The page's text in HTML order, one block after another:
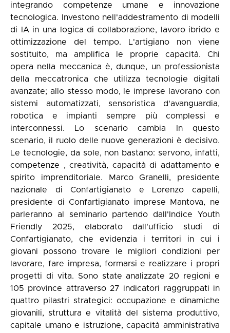
integrando competenze umane e innovazione
tecnologica. Investono nell'addestramento di modelli
di IA in una logica di collaborazione, lavoro ibrido e
ottimizzazione del tempo. L'artigiano non viene
sostituito, ma amplifica le proprie capacità. Chi
opera nella meccanica è, dunque, un professionista
della meccatronica che utilizza tecnologie digitali
avanzate; allo stesso modo, le imprese lavorano con
sistemi automatizzati, sensoristica d'avanguardia,
robotica e impianti sempre più complessi e
interconnessi. Lo scenario cambia In questo
scenario, il ruolo delle nuove generazioni è decisivo.
Le tecnologie, da sole, non bastano: servono, infatti,
competenze , creatività, capacità di adattamento e
spirito imprenditoriale. Marco Granelli, presidente
nazionale di Confartigianato e Lorenzo capelli,
presidente di Confartigianato imprese Mantova, ne
parleranno al seminario partendo dall'Indice Youth
Friendly 2025, elaborato dall'ufficio studi di
Confartigianato, che evidenzia i territori in cui i
giovani possono trovare le migliori condizioni per
lavorare, fare impresa, formarsi e realizzare i propri
progetti di vita. Sono state analizzate 20 regioni e
105 province attraverso 27 indicatori raggruppati in
quattro pilastri strategici: occupazione e dinamiche
giovanili, struttura e vitalità del sistema produttivo,
capitale umano e istruzione, capacità amministrativa